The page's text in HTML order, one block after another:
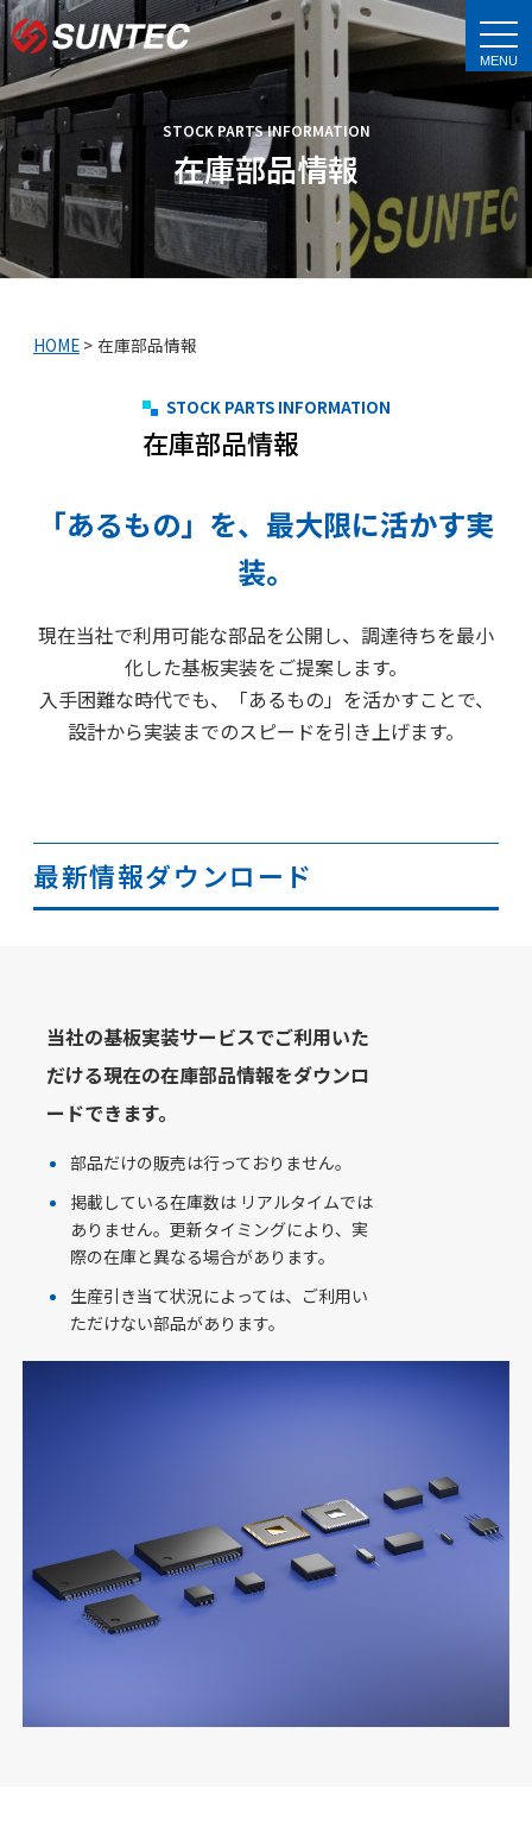
t
o
g
g
i
g
a
o
STOCK PARTS INFORMATION
在庫部品情報
HOME > 在庫部品情報
STOCK PARTS INFORMATION
在庫部品情報
「あるもの」を、最大限に活かす実
装。
現在当社で利用可能な部品を公開し、調達待ちを最小
化した基板実装をご提案します。
入手困難な時代でも、「あるもの」を活かすことで、
設計から実装までのスピードを引き上げます。
最新情報ダウンロード
当社の基板実装サービスでご利用いた
だける現在の在庫部品情報をダウンロ
ードできます。
部品だけの販売は行っておりません。
掲載している在庫数は リアルタイムでは
ありません。更新タイミングにより、実
際の在庫と異なる場合があります。
生産引き当て状況によっては、ご利用い
ただけない部品があります。